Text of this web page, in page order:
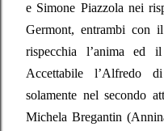
e Simone Piazzola nei
Germont, entrambi con
rispecchia l’anima ed
Accettabile l’Alfredo
solamente nel secondo
Michela Bregantin